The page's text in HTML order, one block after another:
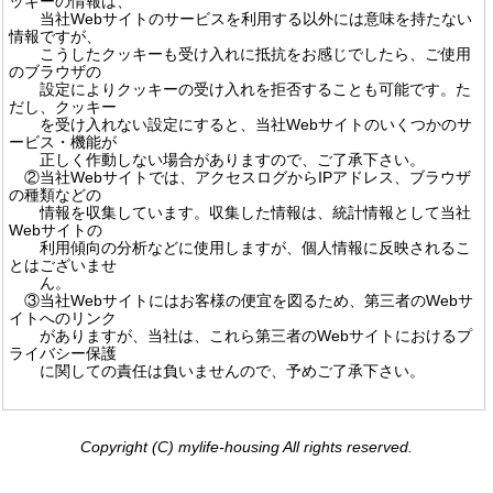
当社Webサイトのサービスを利用する以外には意味を持たない
情報ですが、
こうしたクッキーも受け入れに抵抗をお感じでしたら、ご使用
のブラウザの
設定によりクッキーの受け入れを拒否することも可能です。た
だし、クッキー
を受け入れない設定にすると、当社Webサイトのいくつかのサ
ービス・機能が
正しく作動しない場合がありますので、ご了承下さい。
②当社Webサイトでは、アクセスログからIPアドレス、ブラウザ
の種類などの
情報を収集しています。収集した情報は、統計情報として当社
Webサイトの
利用傾向の分析などに使用しますが、個人情報に反映されるこ
とはございませ
ん。
③当社Webサイトにはお客様の便宜を図るため、第三者のWebサ
イトへのリンク
がありますが、当社は、これら第三者のWebサイトにおけるプ
ライバシー保護
に関しての責任は負いませんので、予めご了承下さい。
Copyright (C) mylife-housing All rights reserved.